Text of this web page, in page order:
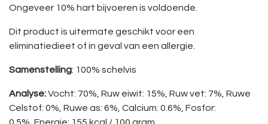
Ongeveer 10% hart bijvoeren is voldoende.
Dit product is uitermate geschikt voor een
eliminatiedieet of in geval van een allergie.
Samenstelling: 100% schelvis
Analyse:Vocht: 70%, Ruw eiwit: 15%, Ruw vet: 7%, Ruwe
Celstof: 0%, Ruwe as: 6%, Calcium: 0.6%, Fosfor: